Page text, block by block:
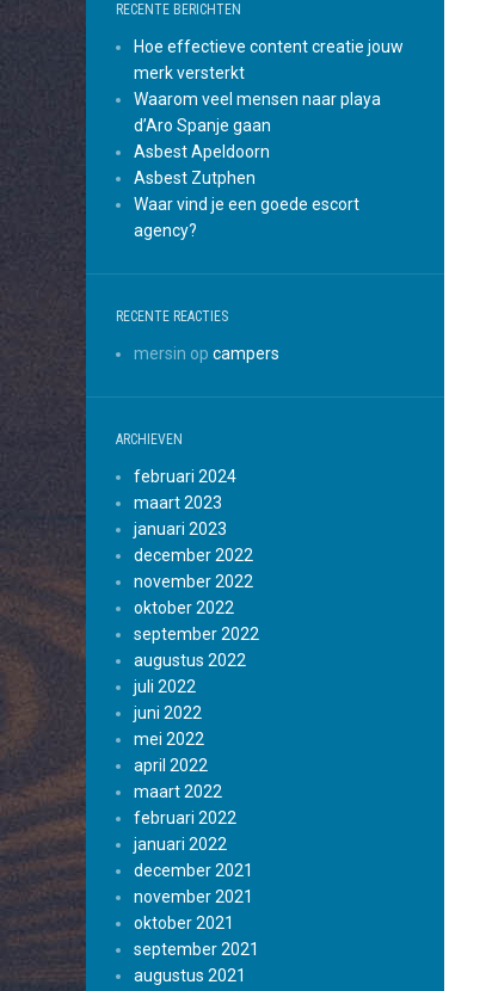
RECENTE BERICHTEN
Hoe effectieve content creatie jouw
merk versterkt
Waarom veel mensen naar playa
d’Aro Spanje gaan
Asbest Apeldoorn
Asbest Zutphen
Waar vind je een goede escort
agency?
RECENTE REACTIES
mersin op campers
ARCHIEVEN
februari 2024
maart 2023
januari 2023
december 2022
november 2022
oktober 2022
september 2022
augustus 2022
juli 2022
juni 2022
mei 2022
april 2022
maart 2022
februari 2022
januari 2022
december 2021
november 2021
oktober 2021
september 2021
augustus 2021